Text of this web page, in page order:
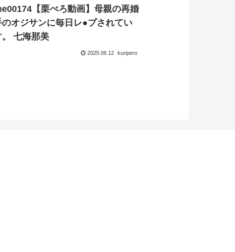
【栗ぺろ動画】母親の再婚
のオジサンに毎日レ●プされてい
。 七海那美
2025.06.12 kuripero